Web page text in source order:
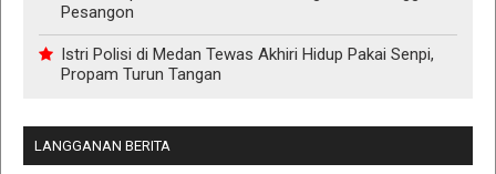
Pesangon
Istri Polisi di Medan Tewas Akhiri Hidup Pakai Senpi,
Propam Turun Tangan
LANGGANAN BERITA